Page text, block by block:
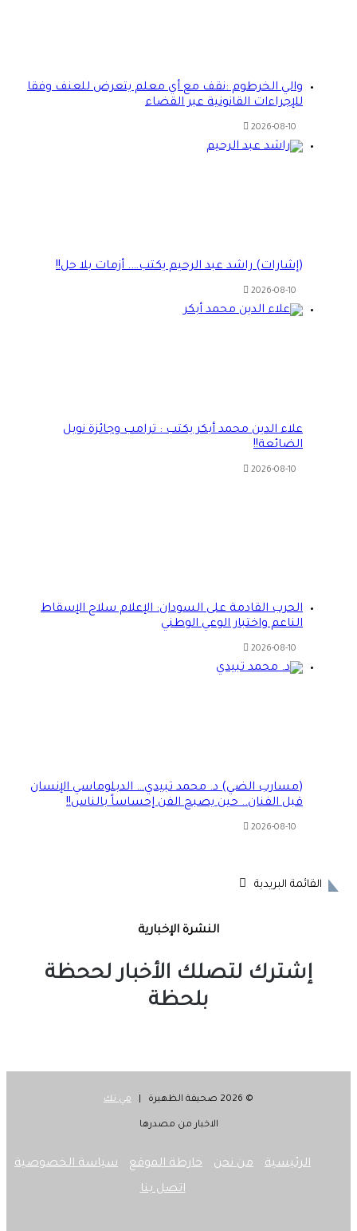
والي الخرطوم :نقف مع أي معلم يتعرض للعنف وفقا
للإجراءات القانونية عبر القضاء
2026-08-10
(إشارات) راشد عبد الرحيم يكتب…. أزمات بلا حل!!
2026-08-10
علاء الدين محمد أبكر يكتب : ترامب وجائزة نوبل
الضائعة!!
2026-08-10
الحرب القادمة على السودان: الإعلام سلاح الإسقاط
الناعم واختبار الوعي الوطني
2026-08-10
(مسارب الضي) د. محمد تبيدي… الدبلوماسي الإنسان
قبل الفنان.. حين يصبح الفن إحساساً بالناس!!
2026-08-10
القائمة البريدية
النشرة الإخبارية
إشترك لتصلك الأخبار لححظة
بلحظة
© 2026 صحيفة الظهيرة | مي تك
الاخبار من مصدرها
الرئيسية من نحن خارطة الموقع
سياسة الخصوصية
اتصل بنا